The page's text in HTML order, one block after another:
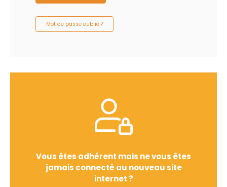
Mot de passe oublié ?
Vous êtes adhérent mais ne vous êtes
jamais connecté au nouveau site
internet ?